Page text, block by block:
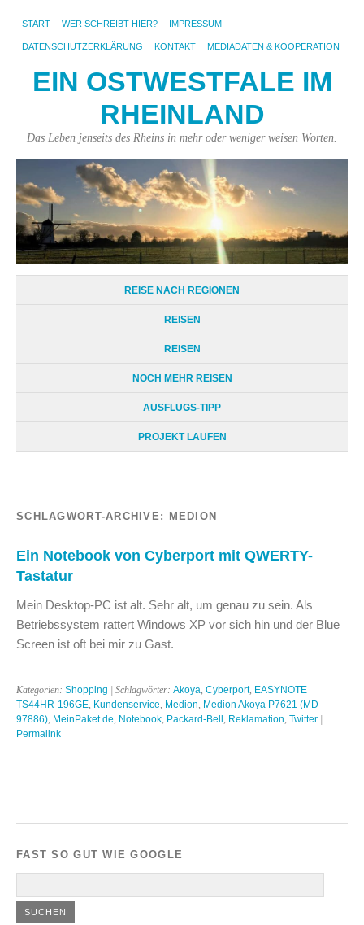
START WER SCHREIBT HIER? IMPRESSUM
DATENSCHUTZERKLÄRUNG KONTAKT MEDIADATEN & KOOPERATION
EIN OSTWESTFALE IM
RHEINLAND
Das Leben jenseits des Rheins in mehr oder weniger weisen Worten.
REISE NACH REGIONEN
REISEN
REISEN
NOCH MEHR REISEN
AUSFLUGS-TIPP
PROJEKT LAUFEN
SCHLAGWORT-ARCHIVE: MEDION
Ein Notebook von Cyberport mit QWERTY-
Tastatur
Mein Desktop-PC ist alt. Sehr alt, um genau zu sein. Als
Betriebssystem rattert Windows XP vor sich hin und der Blue
Screen ist oft bei mir zu Gast.
Kategorien: Shopping | Schlagwörter: Akoya Cyberport, EASYNOTE
TS44HR-196GE Kundenservice Medion Medion Akoya P7621 (MD
97886) MeinPaket.de Notebook Packard-Bell Reklamation Twitter |
Permalink
FAST SO GUT WIE GOOGLE